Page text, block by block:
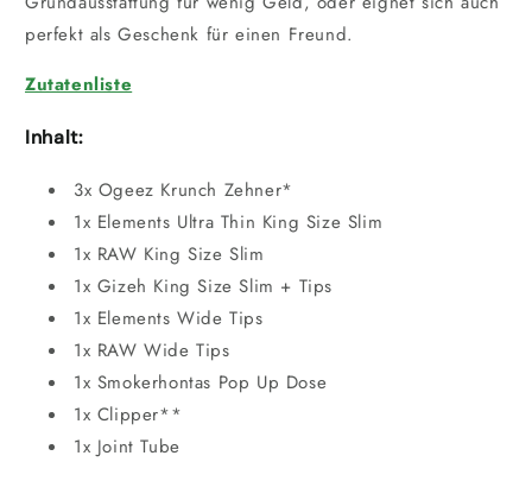
perfekt als Geschenk für einen Freund.
Zutatenliste
Inhalt:
3x Ogeez Krunch Zehner*
1x Elements Ultra Thin King Size Slim
1x RAW King Size Slim
1x Gizeh King Size Slim + Tips
1x Elements Wide Tips
1x RAW Wide Tips
1x Smokerhontas Pop Up Dose
1x Clipper**
1x Joint Tube